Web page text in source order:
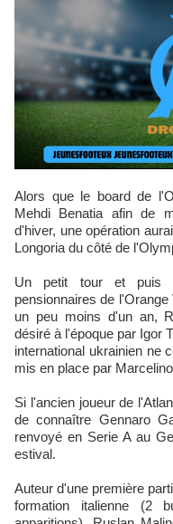
Alors que le board de l'OM mise énormément d'espoirs sur
Mehdi Benatia afin de
d'hiver, une opération
Longoria du côté de
Un petit tour et puis
pensionnaires de
un peu moins d'un an,
désiré à l'époque par Igor
international ukrainien ne
mis en place par
Si l'ancien joueur de
de connaître Gennaro
renvoyé en Serie A au
estival.
Auteur d'une première
formation italienne (2